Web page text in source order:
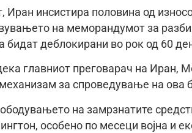
Иран инсистира половина од
на меморандумот за
бидат деблокирани во рок од 60
главниот преговарач на Иран,
за спроведување на ова
на замрзнатите
особено по месеци војна и